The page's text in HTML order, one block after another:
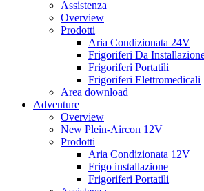
Assistenza
Overview
Prodotti
Aria Condizionata 24V
Frigoriferi Da
Frigoriferi Portatili
Frigoriferi Elettromedicali
Area download
Adventure
Overview
New Plein-Aircon 12V
Prodotti
Aria Condizionata 12V
Frigo installazione
Frigoriferi Portatili